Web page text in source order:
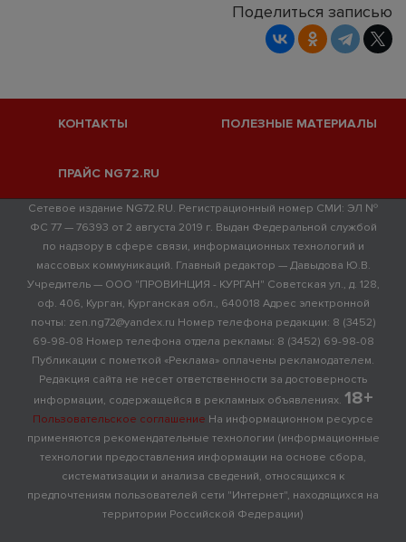
Поделиться записью
КОНТАКТЫ ПОЛЕЗНЫЕ МАТЕРИАЛЫ
ПРАЙС NG72.RU
Сетевое издание NG72.RU. Регистрационный номер СМИ: ЭЛ №
ФС 77 — 76393 от 2 августа 2019 г. Выдан Федеральной службой
по надзору в сфере связи, информационных технологий и
массовых коммуникаций. Главный редактор — Давыдова Ю.В.
Учредитель — ООО "ПРОВИНЦИЯ - КУРГАН" Советская ул., д. 128,
оф. 406, Курган, Курганская обл., 640018 Адрес электронной
почты: zen.ng72@yandex.ru Номер телефона редакции: 8 (3452)
69-98-08 Номер телефона отдела рекламы: 8 (3452) 69-98-08
Публикации с пометкой «Реклама» оплачены рекламодателем.
Редакция сайта не несет ответственности за достоверность
информации, содержащейся в рекламных объявлениях. 18+
Пользовательское соглашение На информационном ресурсе
применяются рекомендательные технологии (информационные
технологии предоставления информации на основе сбора,
систематизации и анализа сведений, относящихся к
предпочтениям пользователей сети "Интернет", находящихся на
территории Российской Федерации)